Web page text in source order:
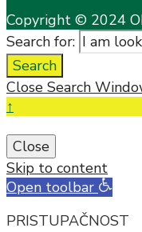
Copyright © 2024
Search for:
Search
Close Search
↑
Close
Skip to content
Open toolbar
PRISTUPAČNOST